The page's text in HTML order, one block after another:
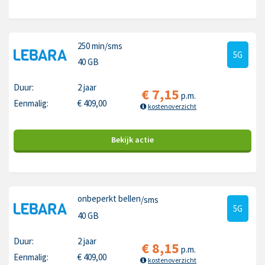
250 min/sms
40 GB
5G
Duur:
2 jaar
Eenmalig:
€ 409,00 €7,15 p.m.
kostenoverzicht
Bekijk actie
onbeperkt bellen/sms
40 GB
5G
Duur:
2 jaar
Eenmalig:
€ 409,00 €8,15 p.m.
kostenoverzicht